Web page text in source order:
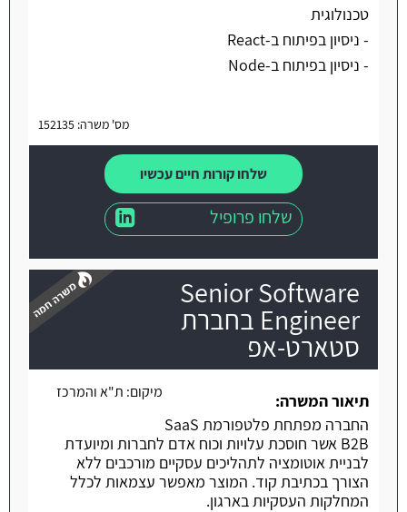
טכנולוגית
- ניסיון בפיתוח ב-React
- ניסיון בפיתוח ב-Node
מס' משרה: 152135
שלחו קורות חיים עכשיו
שלחו פרופיל
Senior Software
Engineer בחברת
סטארט-אפ
משרה חמה
מיקום: ת"א והמרכז
תיאור המשרה:
החברה מפתחת פלטפורמת SaaS
B2B אשר חוסכת עלויות וכוח אדם לחברות ומיועדת
לבניית אוטומציה לתהליכים עסקיים מורכבים ללא
הצורך בכתיבת קוד. המוצר מאפשר עצמאות לכלל
המחלקות העסקיות בארגון.